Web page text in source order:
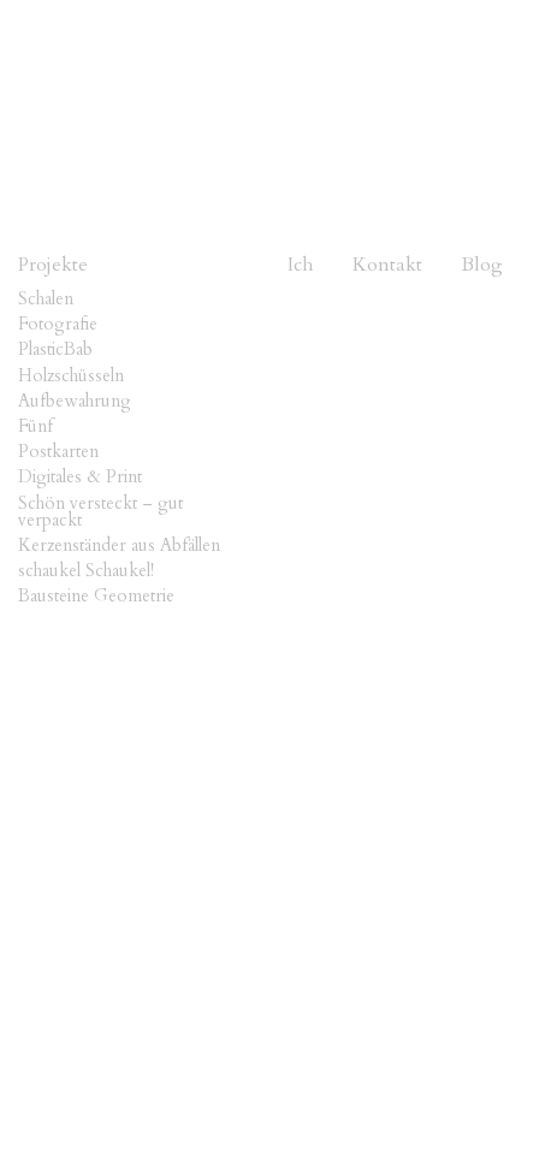
Projekte
Schalen
Fotografie
PlasticBab
Holzschüsseln
Aufbewahrung
Fünf
Postkarten
Digitales & Print
Schön versteckt – gut
verpackt
Kerzenständer aus Abfällen
schaukel Schaukel!
Bausteine Geometrie
Ich Kontakt Blog